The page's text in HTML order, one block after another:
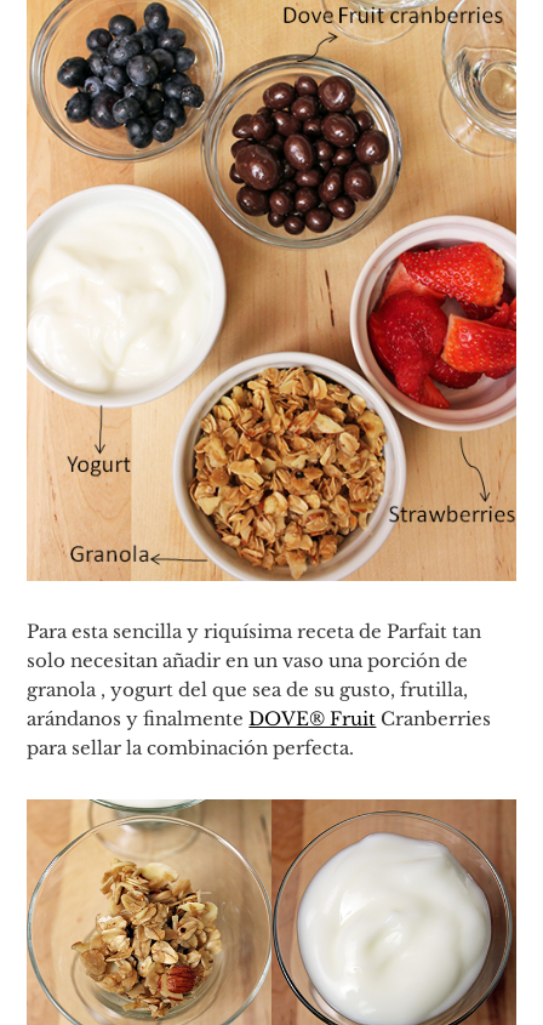
Para esta sencilla y riquísima receta de Parfait tan
solo necesitan añadir en un vaso una porción de
granola , yogurt del que sea de su gusto, frutilla,
arándanos y finalmenteDOVE® Fruit Cranberries
para sellar la combinación perfecta.